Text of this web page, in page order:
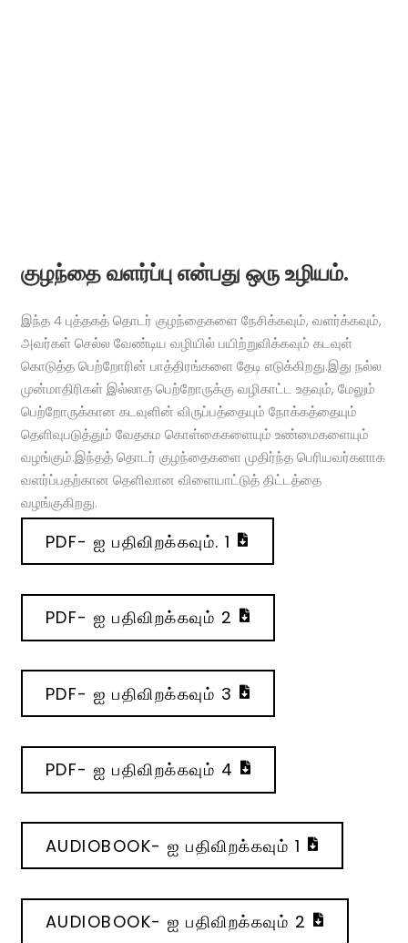
குழந்தை வளர்ப்பு என்பது ஒரு உழியம்.
இந்த 4 புத்தகத் தொடர் குழந்தைகளை நேசிக்கவும், வளர்க்கவும்,
அவர்கள் செல்ல வேண்டிய வழியில் பயிற்றுவிக்கவும் கடவுள்
கொடுத்த பெற்றோரின் பாத்திரங்களை தேடி எடுக்கிறது.இது நல்ல
முன்மாதிரிகள் இல்லாத பெற்றோருக்கு வழிகாட்ட உதவும், மேலும்
பெற்றோருக்கான கடவுளின் விருப்பத்தையும் நோக்கத்தையும்
தெளிவுபடுத்தும் வேதகம கொள்கைகளையும் உண்மைகளையும்
வழங்கும்.இந்தத் தொடர் குழந்தைகளை முதிர்ந்த பெரியவர்களாக
வளர்ப்பதற்கான தெளிவான விளையாட்டுத் திட்டத்தை
வழங்குகிறது.
PDF- ஐ பதிவிறக்கவும். 1
PDF- ஐ பதிவிறக்கவும் 2
PDF- ஐ பதிவிறக்கவும் 3
PDF- ஐ பதிவிறக்கவும் 4
AUDIOBOOK- ஐ பதிவிறக்கவும் 1
AUDIOBOOK- ஐ பதிவிறக்கவும் 2